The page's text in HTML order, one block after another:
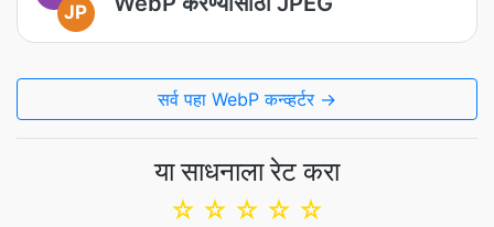
JP
सर्व पहा WebP कन्व्हर्टर →
या साधनाला रेट करा
☆
☆
☆
☆
☆